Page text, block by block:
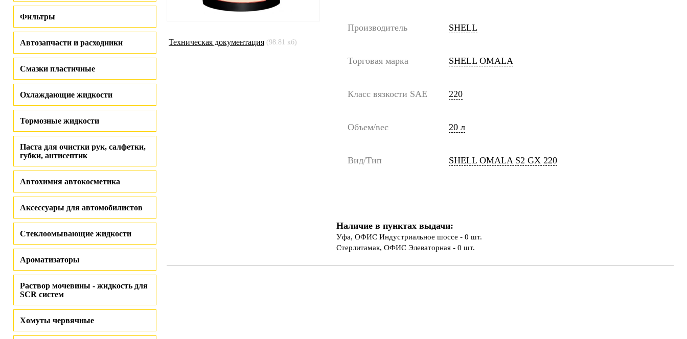
Фильтры
Автозапчасти и расходники
Смазки пластичные
Охлаждающие жидкости
Тормозные жидкости
Паста для очистки рук, салфетки,
губки, антисептик
Автохимия автокосметика
Аксессуары для автомобилистов
Стеклоомывающие жидкости
Ароматизаторы
Раствор мочевины - жидкость для
SCR систем
Хомуты червячные
Техническая документация (98.81 кб)
Производитель SHELL
Торговая марка SHELL OMALA
Класс вязкости SAE 220
Объем/вес 20 л
Вид/Тип SHELL OMALA S2 GX 220
Наличие в пунктах выдачи:
Уфа, ОФИС Индустриальное шоссе - 0 шт.
Стерлитамак, ОФИС Элеваторная - 0 шт.